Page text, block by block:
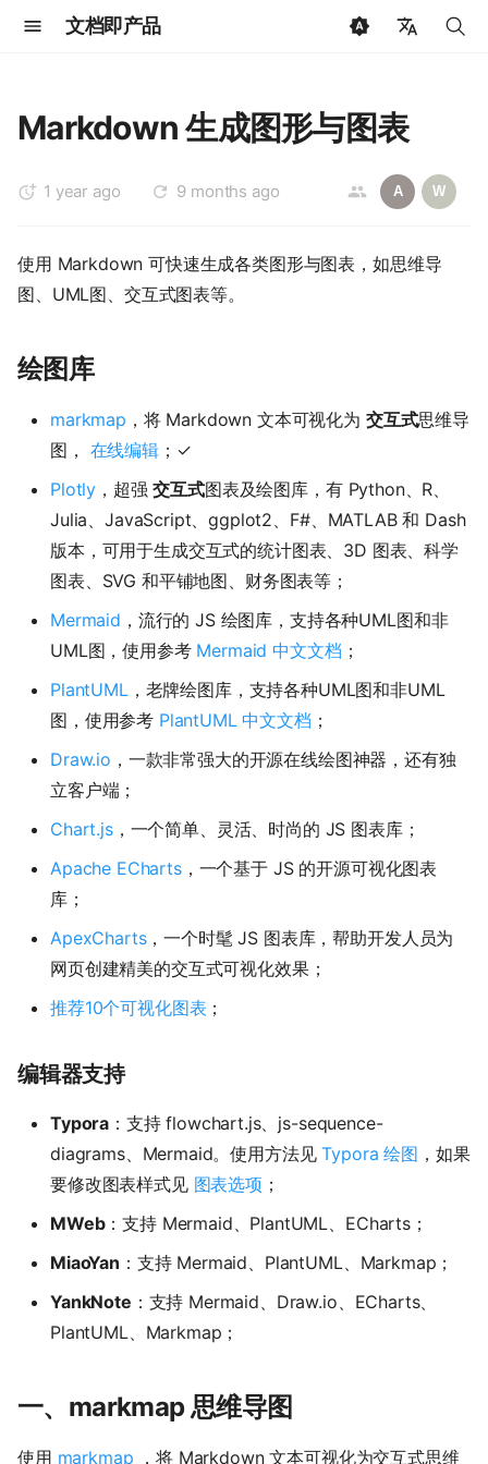
文档即产品
🇺🇸 English
🇷🇺 Русский
🇳🇱 Dutch
🇸🇦 العربية
开
搜
索
Markdown 生成图形与图表
1 year ago 9 months ago A W
使用 Markdown 可快速生成各类图形与图表，如思维导
图、UML图、交互式图表等。
绘图库
markmap ，将 Markdown 文本可视化为 交互式思维导
图， 在线编辑；✓
Plotly ，超强交互式图表及绘图库，有 Python、R、
Julia、JavaScript、ggplot2、F#、MATLAB 和 Dash
版本，可用于生成交互式的统计图表、3D 图表、科学
图表、SVG 和平铺地图、财务图表等；
Mermaid ，流行的 JS 绘图库，支持各种UML图和非
UML图，使用参考 Mermaid 中文文档 ；
PlantUML ，老牌绘图库，支持各种UML图和非UML
图，使用参考 PlantUML 中文文档 ；
Draw.io ，一款非常强大的开源在线绘图神器，还有独
立客户端；
Chart.js，一个简单、灵活、时尚的 JS 图表库；
Apache ECharts，一个基于 JS 的开源可视化图表
库；
ApexCharts，一个时髦 JS 图表库，帮助开发人员为
网页创建精美的交互式可视化效果；
推荐10个可视化图表 ；
编辑器支持
Typora ：支持 flowchart.js、js-sequence-
diagrams、Mermaid。使用方法见Typora 绘图 ，如果
要修改图表样式见 图表选项 ；
MWeb：支持 Mermaid、PlantUML、ECharts；
MiaoYan ：支持 Mermaid、PlantUML、Markmap；
YankNote ：支持 Mermaid、Draw.io、ECharts、
PlantUML、Markmap；
一、markmap 思维导图
使用 markmap ，将 Markdown 文本可视化为交互式思维